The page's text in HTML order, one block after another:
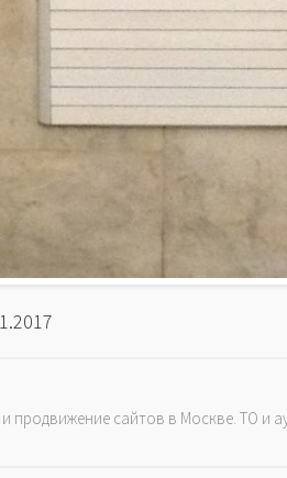
продвижение сайтов в Москве. ТО и